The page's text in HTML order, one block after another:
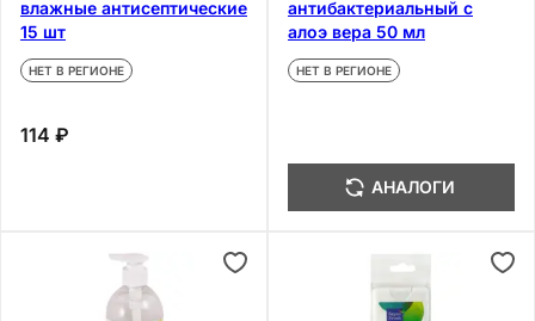
влажные антисептические
15 шт
НЕТ В РЕГИОНЕ
114 ₽
антибактериальный с
алоэ вера 50 мл
НЕТ В РЕГИОНЕ
АНАЛОГИ